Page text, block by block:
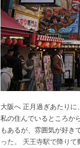
大阪へ 正月過ぎあたりに
私の住んでいるところか
もあるが、雰囲気が好き
った。 天王寺駅で降り